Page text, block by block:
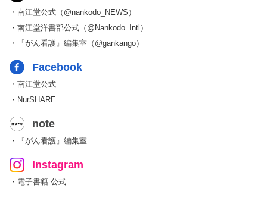
・南江堂公式（@nankodo_NEWS）
・南江堂洋書部公式（@Nankodo_Intl）
・『がん看護』編集室（@gankango）
Facebook
・南江堂公式
・NurSHARE
note
・『がん看護』編集室
Instagram
・電子書籍 公式